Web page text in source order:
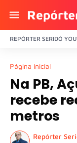
REPÓRTER SERIDÓ
Página inicial
Na PB,
recebe
metros
Repórter